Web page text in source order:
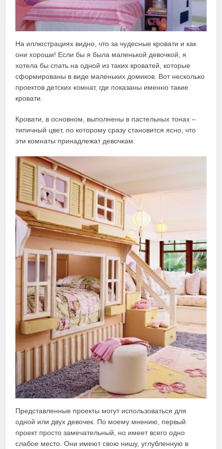
На иллюстрациях видно, что за чудесные кровати и как
они хороши! Если бы я была маленькой девочкой, я
хотела бы спать на одной из таких кроватей, которые
сформированы в виде маленьких домиков. Вот несколько
проектов детских комнат, где показаны именно такие
кровати.
Кровати, в основном, выполнены в пастельных тонах –
типичный цвет, по которому сразу становится ясно, что
эти комнаты принадлежат девочкам.
Представленные проекты могут использоваться для
одной или двух девочек. По моему мнению, первый
проект просто замечательный, но имеет всего одно
слабое место. Они имеют свою нишу, углубленную в